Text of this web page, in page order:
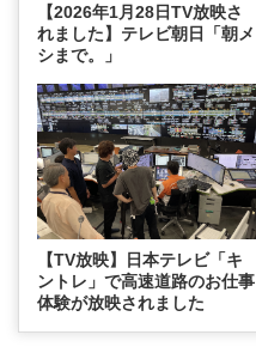
【2026年1月28日TV放映さ
れました】テレビ朝日「朝メ
シまで。」
【TV放映】日本テレビ「キ
ントレ」で高速道路のお仕事
体験が放映されました